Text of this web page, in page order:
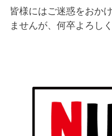
皆様にはご迷惑をおか
ませんが、何卒よろし